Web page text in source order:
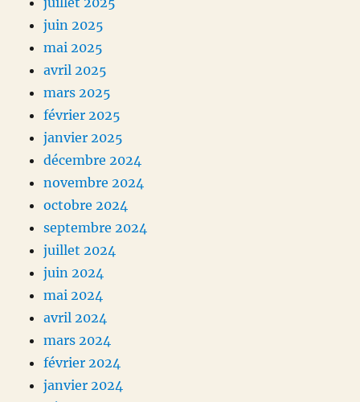
juin 2025
mai 2025
avril 2025
mars 2025
février 2025
janvier 2025
décembre 2024
novembre 2024
octobre 2024
septembre 2024
juillet 2024
juin 2024
mai 2024
avril 2024
mars 2024
février 2024
janvier 2024